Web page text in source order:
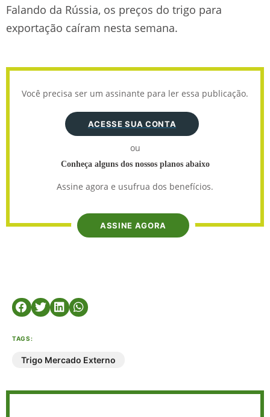
Falando da Rússia, os preços do trigo para
exportação caíram nesta semana.
Você precisa ser um assinante para ler essa publicação.
ACESSE SUA CONTA
ou
Conheça alguns dos nossos planos abaixo
Assine agora e usufrua dos benefícios.
ASSINE AGORA
TAGS:
Trigo Mercado Externo